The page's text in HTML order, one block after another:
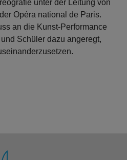
unter der Leitung von
Opéra national de Paris.
an die Kunst-Performance
Schüler dazu angeregt,